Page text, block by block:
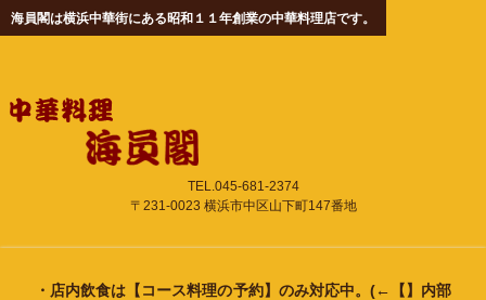
海員閣は横浜中華街にある昭和１１年創業の中華料理店です。
TEL.045-681-2374
〒231-0023 横浜市中区山下町147番地
・店内飲食は 【コース料理の予約】 のみ対応中。(←【】内部